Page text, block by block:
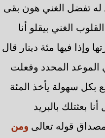
له تفضل الغني هون بقى
الغني بيقلو أنا
فيها مئة دينار قال
الموعد المحدد وفعلت
بكل سهولة يأخذ المئة
بعثتلك بالبريد
قوله تعالى ومن